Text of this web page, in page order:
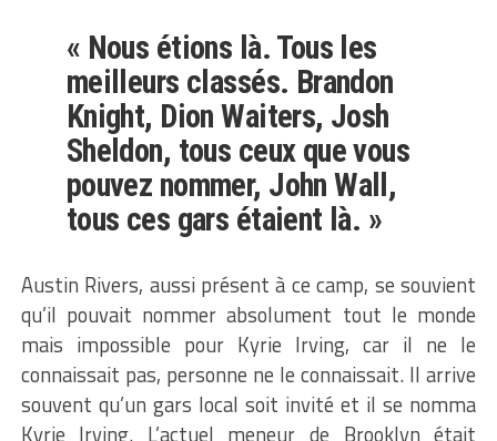
« Nous étions là. Tous les
meilleurs classés. Brandon
Knight, Dion Waiters, Josh
Sheldon, tous ceux que vous
pouvez nommer, John Wall,
tous ces gars étaient là. »
Austin Rivers, aussi présent à ce camp, se souvient
qu’il pouvait nommer absolument tout le monde
mais impossible pour Kyrie Irving, car il ne le
connaissait pas, personne ne le connaissait. Il arrive
souvent qu’un gars local soit invité et il se nomma
Kyrie Irving. L’actuel meneur de Brooklyn était